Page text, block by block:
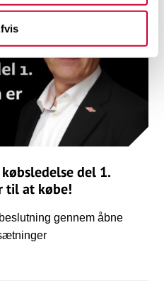
del 1.
til at købe!
gennem åbne